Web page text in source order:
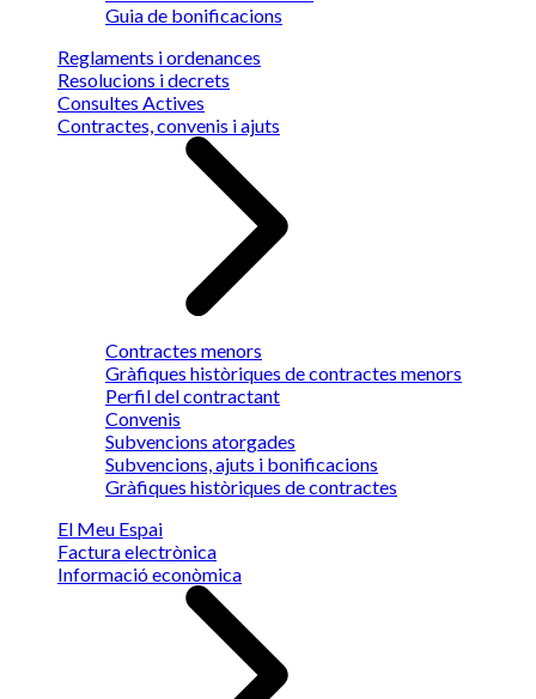
Guia de bonificacions
Reglaments i ordenances
Resolucions i decrets
Consultes Actives
Contractes, convenis i ajuts
Contractes menors
Gràfiques històriques de contractes menors
Perfil del contractant
Convenis
Subvencions atorgades
Subvencions, ajuts i bonificacions
Gràfiques històriques de contractes
El Meu Espai
Factura electrònica
Informació econòmica